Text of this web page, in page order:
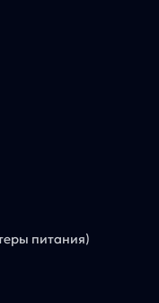
питания)